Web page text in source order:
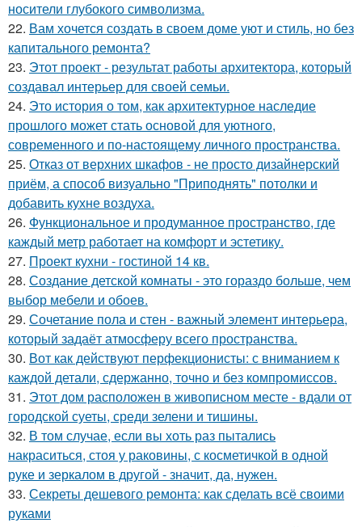
носители глубокого символизма.
22. Вам хочется создать в своем доме уют и стиль, но без
капитального ремонта?
23. Этот проект - результат работы архитектора, который
создавал интерьер для своей семьи.
24. Это история о том, как архитектурное наследие
прошлого может стать основой для уютного,
современного и по-настоящему личного пространства.
25. Отказ от верхних шкафов - не просто дизайнерский
приём, а способ визуально "Приподнять" потолки и
добавить кухне воздуха.
26. Функциональное и продуманное пространство, где
каждый метр работает на комфорт и эстетику.
27. Проект кухни - гостиной 14 кв.
28. Создание детской комнаты - это гораздо больше, чем
выбор мебели и обоев.
29. Сочетание пола и стен - важный элемент интерьера,
который задаёт атмосферу всего пространства.
30. Вот как действуют перфекционисты: с вниманием к
каждой детали, сдержанно, точно и без компромиссов.
31. Этот дом расположен в живописном месте - вдали от
городской суеты, среди зелени и тишины.
32. В том случае, если вы хоть раз пытались
накраситься, стоя у раковины, с косметичкой в одной
руке и зеркалом в другой - значит, да, нужен.
33. Секреты дешевого ремонта: как сделать всё своими
руками